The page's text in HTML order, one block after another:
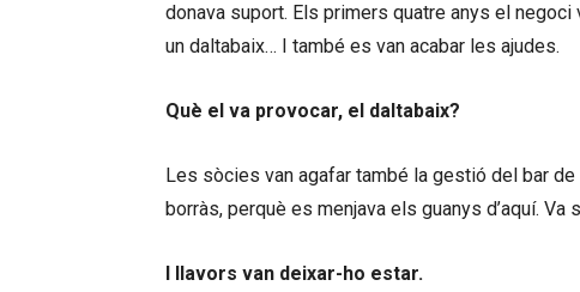
donava suport. Els primers quatre anys el
un daltabaix… I també es van acabar les ajudes.
Què el va provocar, el daltabaix?
Les sòcies van agafar també la gestió del bar
borràs, perquè es menjava els guanys d’aquí. Va
I llavors van deixar-ho estar.